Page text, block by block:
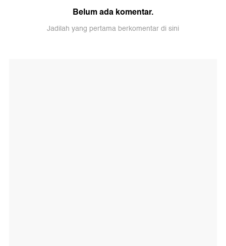
Belum ada komentar.
Jadilah yang pertama berkomentar di sini